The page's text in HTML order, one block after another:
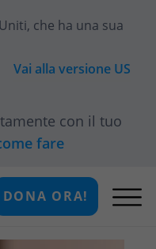
, che ha una sua
Vai alla versione US
con il tuo
fare
DONA ORA!